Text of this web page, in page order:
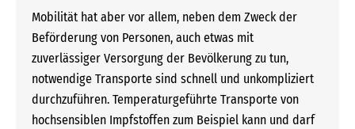
Mobilität hat aber vor allem, neben dem Zweck der
Beförderung von Personen, auch etwas mit
zuverlässiger Ver­sorgung der Bevölkerung zu tun,
notwendige Transporte sind schnell und unkompliziert
durchzuführen. Temperaturgeführte Transporte von
hochsensiblen Impfstoffen zum Beispiel kann und darf